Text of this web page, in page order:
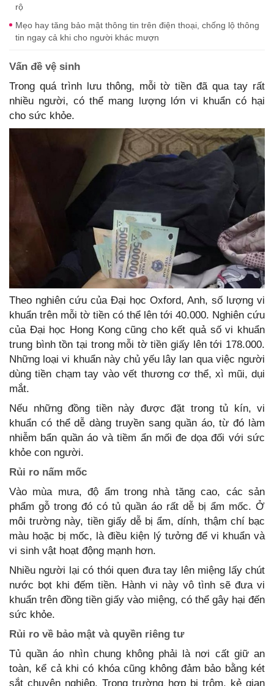
rộ
Mẹo hay tăng bảo mật thông tin trên điện thoại, chống lộ thông
tin ngay cả khi cho người khác mượn
Vấn đề vệ sinh
Trong quá trình lưu thông, mỗi tờ tiền đã qua tay rất
nhiều người, có thể mang lượng lớn vi khuẩn có hại
cho sức khỏe.
Theo nghiên cứu của Đại học Oxford, Anh, số lượng vi
khuẩn trên mỗi tờ tiền có thể lên tới 40.000. Nghiên cứu
của Đại học Hong Kong cũng cho kết quả số vi khuẩn
trung bình tồn tại trong mỗi tờ tiền giấy lên tới 178.000.
Những loại vi khuẩn này chủ yếu lây lan qua việc người
dùng tiền chạm tay vào vết thương cơ thể, xì mũi, dụi
mắt.
Nếu những đồng tiền này được đặt trong tủ kín, vi
khuẩn có thể dễ dàng truyền sang quần áo, từ đó làm
nhiễm bẩn quần áo và tiềm ẩn mối đe dọa đối với sức
khỏe con người.
Rủi ro nấm mốc
Vào mùa mưa, độ ẩm trong nhà tăng cao, các sản
phẩm gỗ trong đó có tủ quần áo rất dễ bị ẩm mốc. Ở
môi trường này, tiền giấy dễ bị ẩm, dính, thậm chí bạc
màu hoặc bị mốc, là điều kiện lý tưởng để vi khuẩn và
vi sinh vật hoạt động mạnh hơn.
Nhiều người lại có thói quen đưa tay lên miệng lấy chút
nước bọt khi đếm tiền. Hành vi này vô tình sẽ đưa vi
khuẩn trên đồng tiền giấy vào miệng, có thể gây hại đến
sức khỏe.
Rủi ro về bảo mật và quyền riêng tư
Tủ quần áo nhìn chung không phải là nơi cất giữ an
toàn, kể cả khi có khóa cũng không đảm bảo bằng két
sắt chuyên nghiệp. Trong trường hợp bị trộm, kẻ gian